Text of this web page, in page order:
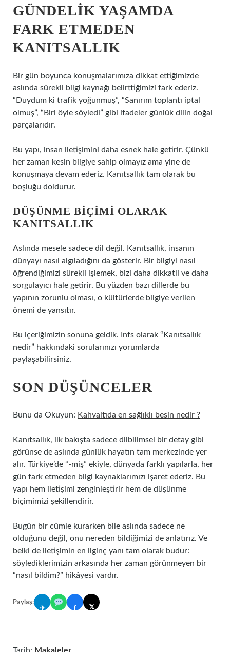
GÜNDELIK YAŞAMDA
FARK ETMEDEN
KANITSALLIK
Bir gün boyunca konuşmalarımıza dikkat ettiğimizde
aslında sürekli bilgi kaynağı belirttiğimizi fark ederiz.
“Duydum ki trafik yoğunmuş”, “Sanırım toplantı iptal
olmuş”, “Biri öyle söyledi” gibi ifadeler günlük dilin doğal
parçalarıdır.
Bu yapı, insan iletişimini daha esnek hale getirir. Çünkü
her zaman kesin bilgiye sahip olmayız ama yine de
konuşmaya devam ederiz. Kanıtsallık tam olarak bu
boşluğu doldurur.
DÜŞÜNME BIÇIMI OLARAK
KANITSALLIK
Aslında mesele sadece dil değil. Kanıtsallık, insanın
dünyayı nasıl algıladığını da gösterir. Bir bilgiyi nasıl
öğrendiğimizi sürekli işlemek, bizi daha dikkatli ve daha
sorgulayıcı hale getirir. Bu yüzden bazı dillerde bu
yapının zorunlu olması, o kültürlerde bilgiye verilen
önemi de yansıtır.
Bu içeriğimizin sonuna geldik. Infs olarak “Kanıtsallık
nedir” hakkındaki sorularınızı yorumlarda
paylaşabilirsiniz.
SON DÜŞÜNCELER
Bunu da Okuyun: Kahvaltıda en sağlıklı besin nedir ?
Kanıtsallık, ilk bakışta sadece dilbilimsel bir detay gibi
görünse de aslında günlük hayatın tam merkezinde yer
alır. Türkiye’de “-miş” ekiyle, dünyada farklı yapılarla, her
gün fark etmeden bilgi kaynaklarımızı işaret ederiz. Bu
yapı hem iletişimi zenginleştirir hem de düşünme
biçimimizi şekillendirir.
Bugün bir cümle kurarken bile aslında sadece ne
olduğunu değil, onu nereden bildiğimizi de anlatırız. Ve
belki de iletişimin en ilginç yanı tam olarak budur:
söylediklerimizin arkasında her zaman görünmeyen bir
“nasıl bildim?” hikâyesi vardır.
Paylaş:
✈ f 𝕏